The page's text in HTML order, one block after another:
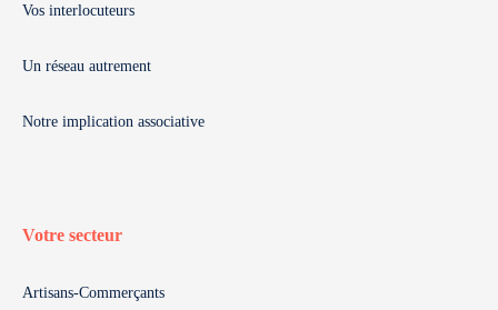
Vos interlocuteurs
Un réseau autrement
Notre implication associative
Votre secteur
Artisans-Commerçants